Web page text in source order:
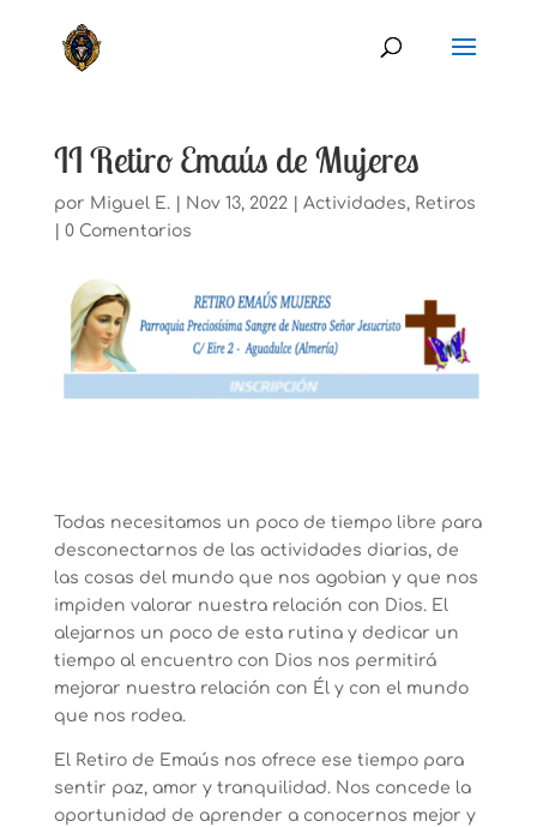
II Retiro Emaús de Mujeres
por Miguel E.| Nov 13, 2022| Actividades, Retiros
0 Comentarios
Todas necesitamos un poco de tiempo libre para
desconectarnos de las actividades diarias, de
las cosas del mundo que nos agobian y que nos
impiden valorar nuestra relación con Dios. El
alejarnos un poco de esta rutina y dedicar un
tiempo al encuentro con Dios nos permitirá
mejorar nuestra relación con Él y con el mundo
que nos rodea.
El Retiro de Emaús nos ofrece ese tiempo para
sentir paz, amor y tranquilidad. Nos concede la
oportunidad de aprender a conocernos mejor y